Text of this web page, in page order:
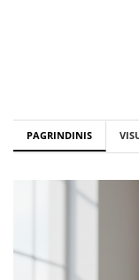
PAGRINDINIS